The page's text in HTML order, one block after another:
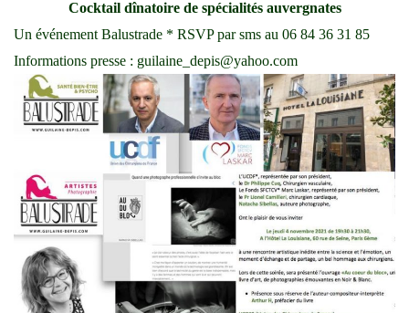
Cocktail dînatoire de spécialités auvergnates
Un événement Balustrade * RSVP par sms au 06 84 36 31 85
Informations presse : guilaine_depis@yahoo.com